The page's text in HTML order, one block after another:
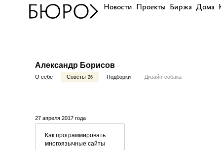
Новости Проекты Биржа Дома
Александр Борисов
О себе Советы 26 Подборки Дизайн-собака
27 апреля 2017 года
Как программировать
многоязычные сайты